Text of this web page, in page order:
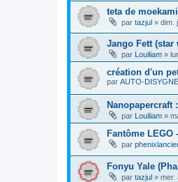
teta de
par tazjul » dim.
Jango Fett (star
par Louiliam »
création d'un
par AUTO-DISYGNE
Nanopapercraft
par Louiliam »
Fantôme LEGO
par
Fonyu Yale
par tazjul » mer.